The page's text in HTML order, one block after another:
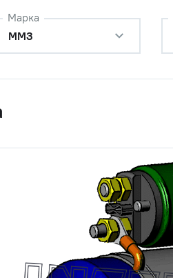
Марка
ММЗ
Подушка боковой опоры
Подушка боковой опоры